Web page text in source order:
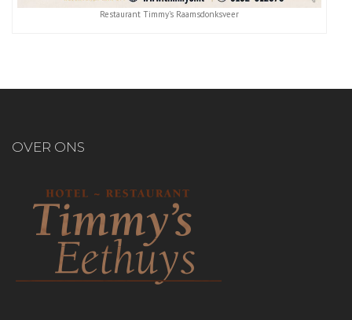
Restaurant Timmy’s Raamsdonksveer
OVER ONS